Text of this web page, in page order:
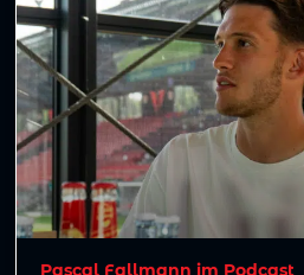
Pascal Fallmann im Podcast